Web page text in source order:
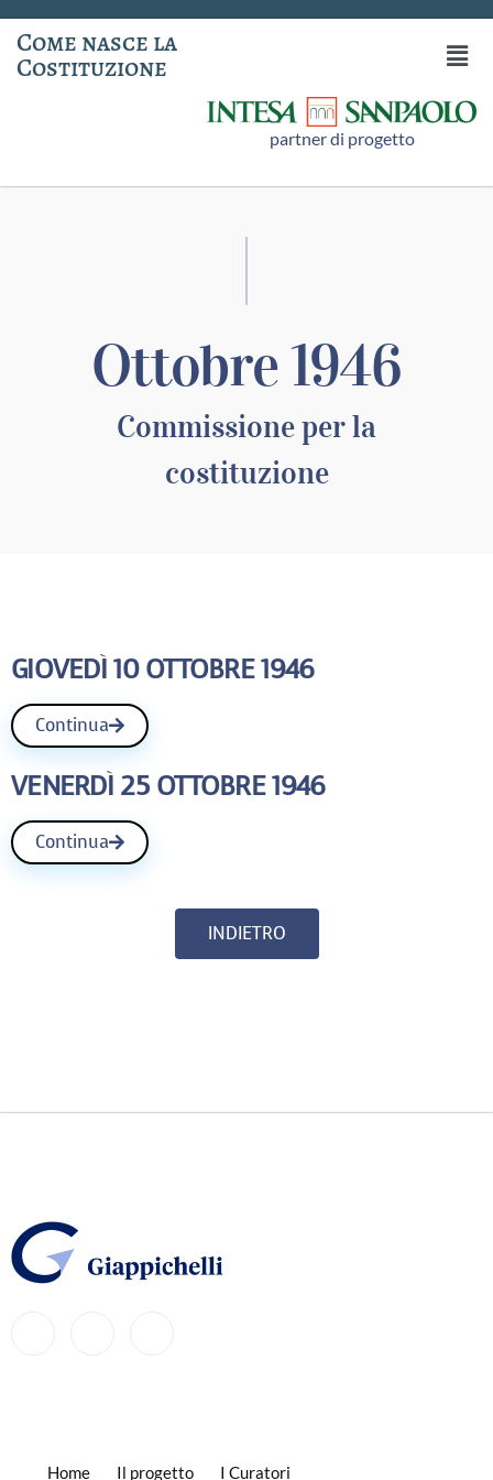
Come nasce la
Costituzione
partner di progetto
Ottobre 1946
Commissione per la
costituzione
GIOVEDÌ 10 OTTOBRE 1946
Continua
VENERDÌ 25 OTTOBRE 1946
Continua
INDIETRO
Home Il progetto I Curatori